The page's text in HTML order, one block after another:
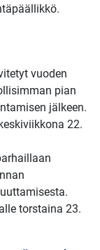
vuoden
pian
jälkeen.
22.
torstaina 23.